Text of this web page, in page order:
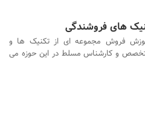
های فروشندگی
فروش مجموعه ای از تکنیک ها و
و کارشناس مسلط در این حوزه می